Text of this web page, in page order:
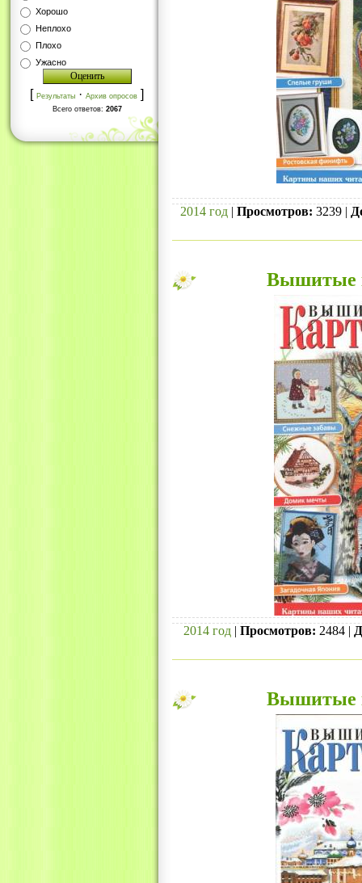
Хорошо
Неплохо
Плохо
Ужасно
[ Результаты · Архив опросов ]
Всего ответов: 2067
2014 год | Просмотров: 3239 |
Вышитые
2014 год| Просмотров: 2484 |
Вышитые